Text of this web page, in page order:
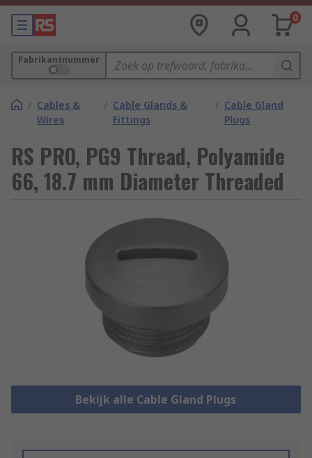
0
Fabrikantnummer
/ Cables &
Wires
/ Cable Glands &
Fittings
/ Cable Gland
Plugs
RS PRO, PG9 Thread, Polyamide
66, 18.7 mm Diameter Threaded
Bekijk alle Cable Gland Plugs